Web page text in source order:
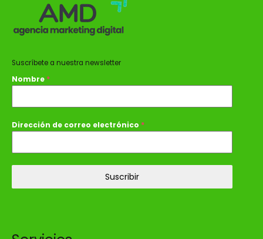
Suscríbete a nuestra newsletter
Nombre *
Dirección de correo electrónico *
Suscribir